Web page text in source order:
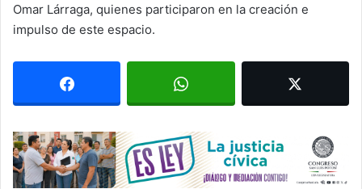
Omar Lárraga, quienes participaron en la creación e
impulso de este espacio.